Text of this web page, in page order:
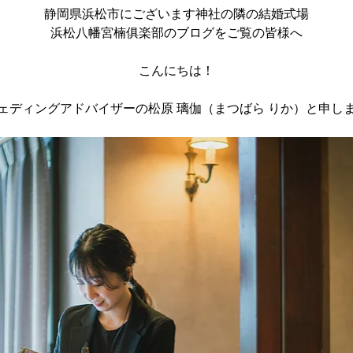
静岡県浜松市にございます神社の隣の結婚式場
浜松八幡宮楠俱楽部のブログをご覧の皆様へ
こんにちは！
ディングアドバイザーの松原 璃伽（まつばら りか）と申し